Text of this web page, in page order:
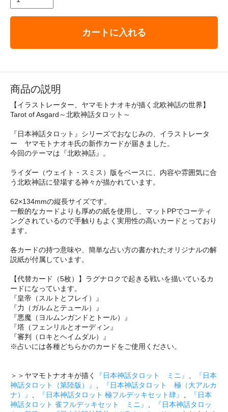
カートに入れる
商品の説明
【イラストレーター、ヤマモトナオキが描く北欧神話の世界】
Tarot of Asgard～北欧神話タロット～
『日本神話タロット』シリーズでおなじみの、イラストレータ
ー ヤマモトナオキ氏の新作カードが届きました。
今回のテーマは『北欧神話』。
ライダー（ウェイト・スミス）版をベースに、内容や雰囲気に合
う北欧神話に登場する神々が描かれています。
62×134mmの縦長サイズです。
一般的なカードよりも厚めの紙を使用し、マットPPでコーティ
ングされているので手触りもよく実用性の高いカードとっており
ます。
各カードの持つ意味や、簡単な占い方の書かれたオリジナルの解
説紙が付属しています。
【代替カード（5枚）】ラグナロクで起きる戦いを描いているカ
ードになっています。
『皇帝（スルトとフレイ）』
『力（ガルムとテュール）』
『悪魔（ヨルムンガンドとトール）』
『塔（フェンリルとオーディン』
『審判（ロキとヘイムダル）』
※占いには各種どちらかのカードをご使用ください。
＞＞ヤマモトナオキが描く 『日本神話タロット ミニ』 、
『日本
神話タロット（第陸版）』 、
『日本神話タロット 極（大アルカ
ナ）』 、 『日本神話タロット 極フルデッキセット肆』 、
『日本
神話タロット 雀フルデッキセット ミニ』 、
『日本神話タロッ